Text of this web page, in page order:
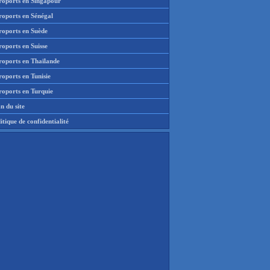
en Sénégal
en Suède
en Suisse
en Thaïlande
en Tunisie
en Turquie
du site
de confidentialité